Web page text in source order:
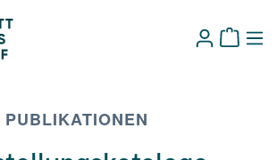
PUBLIKATIONEN